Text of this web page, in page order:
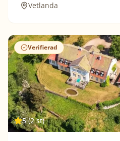
Vetlanda
Verifierad
5 (2 st)